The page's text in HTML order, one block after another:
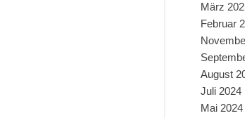
März
Februar
August
Juli 2024
Mai 2024